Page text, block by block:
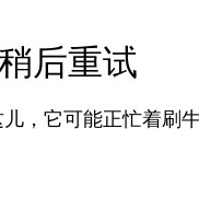
后重试
，它可能正忙着刷